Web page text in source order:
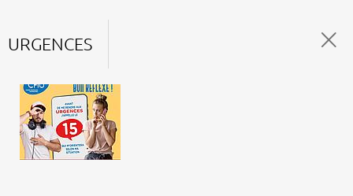
URGENCES